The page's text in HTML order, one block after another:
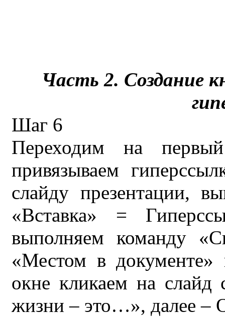
Часть 2. Создание
Шаг 6
Переходим на
привязываем
слайду презентации,
«Вставка» =
выполняем команду
«Местом в
окне кликаем на слайд
жизни – это…», далее –